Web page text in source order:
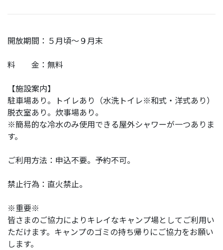
開放期間：５月頃～９月末
料 金：無料
【施設案内】
駐車場あり。トイレあり（水洗トイレ※和式・洋式あり）
脱衣室あり。炊事場あり。
※簡易的な冷水のみ使用できる屋外シャワーが一つありま
す。
ご利用方法：申込不要。予約不可。
禁止行為：直火禁止。
※重要※
皆さまのご協力によりキレイなキャンプ場としてご利用い
ただけます。キャンプのゴミの持ち帰りにご協力をお願い
します。